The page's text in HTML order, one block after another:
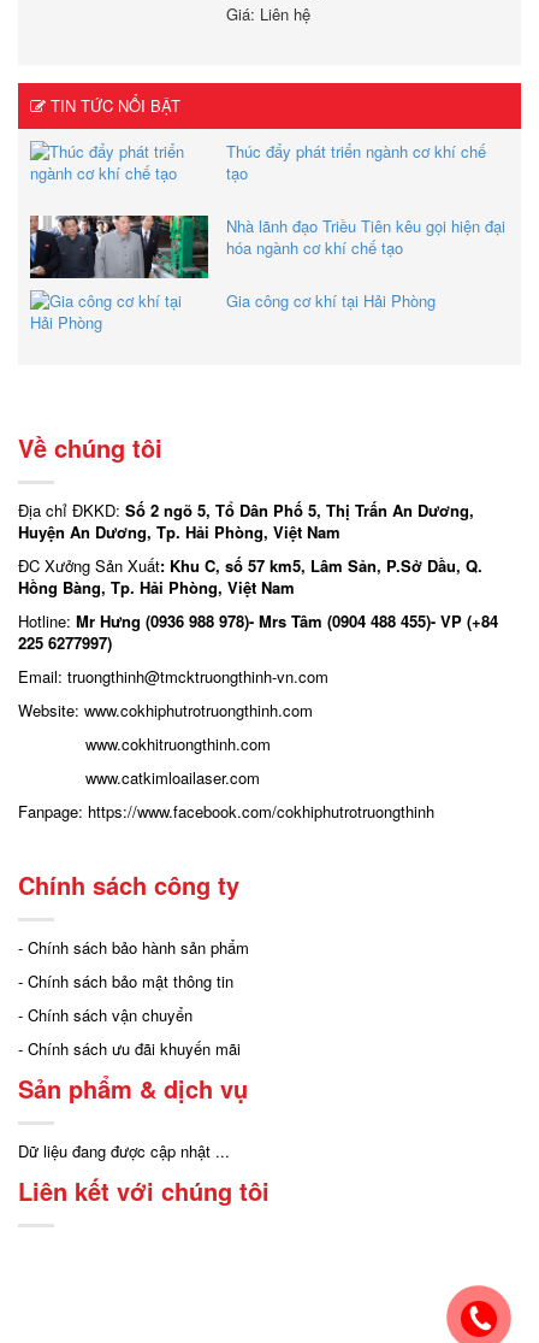
Giá: Liên hệ
TIN TỨC NỔI BẬT
Thúc đẩy phát triển ngành cơ khí chế
tạo
Nhà lãnh đạo Triều Tiên kêu gọi hiện đại
hóa ngành cơ khí chế tạo
Gia công cơ khí tại Hải Phòng
Về chúng tôi
Địa chỉ ĐKKD: Số 2 ngõ 5, Tổ Dân Phố 5, Thị Trấn An Dương,
Huyện An Dương, Tp. Hải Phòng, Việt Nam
ĐC Xưởng Sản Xuất: Khu C, số 57 km5, Lâm Sản, P.Sở Dầu, Q.
Hồng Bàng, Tp. Hải Phòng, Việt Nam
Hotline: Mr Hưng (0936 988 978)- Mrs Tâm (0904 488 455)- VP (+84
225 6277997)
Email: truongthinh@tmcktruongthinh-vn.com
Website: www.cokhiphutrotruongthinh.com
www.cokhitruongthinh.com
www.catkimloailaser.com
Fanpage: https://www.facebook.com/cokhiphutrotruongthinh
Chính sách công ty
- Chính sách bảo hành sản phẩm
- Chính sách bảo mật thông tin
- Chính sách vận chuyển
- Chính sách ưu đãi khuyến mãi
Sản phẩm & dịch vụ
Dữ liệu đang được cập nhật ...
Liên kết với chúng tôi